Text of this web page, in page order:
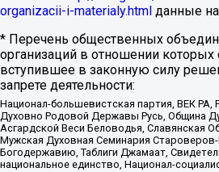
organizacii-i-materialy.html данные на
* Перечень общественных
организаций в отношении которых
вступившее в законную силу
запрете деятельности:
Национал-большевистская партия, ВЕК РА,
Духовно Родовой Державы Русь, Община
Асгардской Веси Беловодья, Славянская
Мужская Духовная Семинария
Богодержавию, Таблиги Джамаат,
национальное единство, Национал-